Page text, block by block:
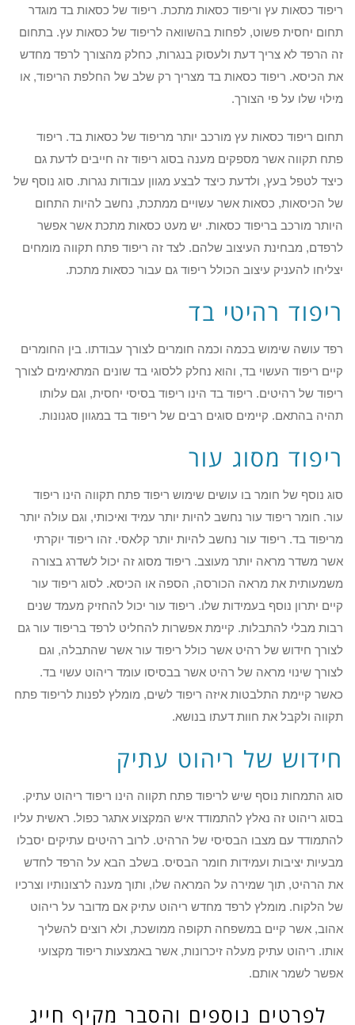
ריפוד כסאות עץ וריפוד כסאות מתכת. ריפוד של כסאות בד מוגדר
תחום יחסית פשוט, לפחות בהשוואה לריפוד של כסאות עץ. בתחום
זה הרפד לא צריך דעת ולעסוק בנגרות, כחלק מהצורך לרפד מחדש
את הכיסא. ריפוד כסאות בד מצריך רק שלב של החלפת הריפוד, או
מילוי שלו על פי הצורך.
תחום ריפוד כסאות עץ מורכב יותר מריפוד של כסאות בד. ריפוד
פתח תקווה אשר מספקים מענה בסוג ריפוד זה חייבים לדעת גם
כיצד לטפל בעץ, ולדעת כיצד לבצע מגוון עבודות נגרות. סוג נוסף של
של הכיסאות, כסאות אשר עשויים ממתכת, נחשב להיות התחום
היותר מורכב בריפוד כסאות. יש מעט כסאות מתכת אשר אפשר
לרפדם, מבחינת העיצוב שלהם. לצד זה ריפוד פתח תקווה מומחים
יצליחו להעניק עיצוב הכולל ריפוד גם עבור כסאות מתכת.
ריפוד רהיטי בד
רפד עושה שימוש בכמה וכמה חומרים לצורך עבודתו. בין החומרים
קיים ריפוד העשוי בד, והוא נחלק ללסוגי בד שונים המתאימים לצורך
ריפוד של רהיטים. ריפוד בד הינו ריפוד בסיסי יחסית, וגם עלותו
תהיה בהתאם. קיימים סוגים רבים של ריפוד בד במגוון סגנונות.
ריפוד מסוג עור
סוג נוסף של חומר בו עושים שימוש ריפוד פתח תקווה הינו ריפוד
עור. חומר ריפוד עור נחשב להיות יותר עמיד ואיכותי, וגם עולה יותר
מריפוד בד. ריפוד עור נחשב להיות יותר קלאסי. זהו ריפוד יוקרתי
אשר משדר מראה יותר מעוצב. ריפוד מסוג זה יכול לשדרג בצורה
משמעותית את מראה הכורסה, הספה או הכיסא. לסוג ריפוד עור
קיים יתרון נוסף בעמידות שלו. ריפוד עור יכול להחזיק מעמד שנים
רבות מבלי להתבלות. קיימת אפשרות להחליט לרפד בריפוד עור גם
לצורך חידוש של רהיט אשר כולל ריפוד עור אשר שהתבלה, וגם
לצורך שינוי מראה של רהיט אשר בבסיסו עומד ריהוט עשוי בד.
כאשר קיימת התלבטות איזה ריפוד לשים, מומלץ לפנות לריפוד פתח
תקווה ולקבל את חוות דעתו בנושא.
חידוש של ריהוט עתיק
סוג התמחות נוסף שיש לריפוד פתח תקווה הינו ריפוד ריהוט עתיק.
בסוג ריהוט זה נאלץ להתמודד איש המקצוע אתגר כפול. ראשית עליו
להתמודד עם מצבו הבסיסי של הרהיט. לרוב רהיטים עתיקים יסבלו
מבעיות יציבות ועמידות חומר הבסיס. בשלב הבא על הרפד לחדש
את הרהיט, תוך שמירה על המראה שלו, ותוך מענה לרצונותיו וצרכיו
של הלקוח. מומלץ לרפד מחדש ריהוט עתיק אם מדובר על ריהוט
אהוב, אשר קיים במשפחה תקופה ממושכת, ולא רוצים להשליך
אותו. ריהוט עתיק מעלה זיכרונות, אשר באמצעות ריפוד מקצועי
אפשר לשמר אותם.
לפרטים נוספים והסבר מקיף חייג